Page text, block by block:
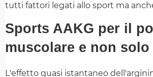
tutti fattori legati allo sport ma
Sports AAKG per il
muscolare e non solo
L'effetto quasi istantaneo